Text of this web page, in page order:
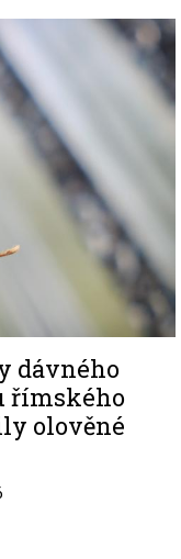
dávného
římského
olověné